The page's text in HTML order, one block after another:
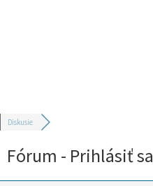
Diskusie
Fórum - Prihlásiť sa